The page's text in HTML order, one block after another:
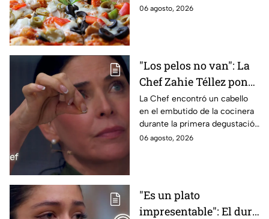
contamos todo lo que debes
06 agosto, 2026
"Los pelos no van": La
Chef Zahie Téllez pone
en evidencia a Carmen
en la gala de mandiles
negros de MasterChef
24/7
La Chef encontró un cabello
en el embutido de la cocinera
durante la primera degustación
de la noche
06 agosto, 2026
"Es un plato
impresentable": El duro